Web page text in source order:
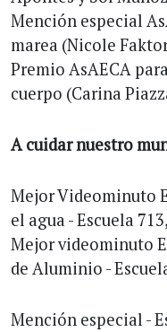
Mención especial
marea (Nicole
Premio AsAECA
cuerpo (Carina
A cuidar nuestro
Mejor Videominuto
el agua - Escuela
Mejor videominuto
de Aluminio -
Mención especial -